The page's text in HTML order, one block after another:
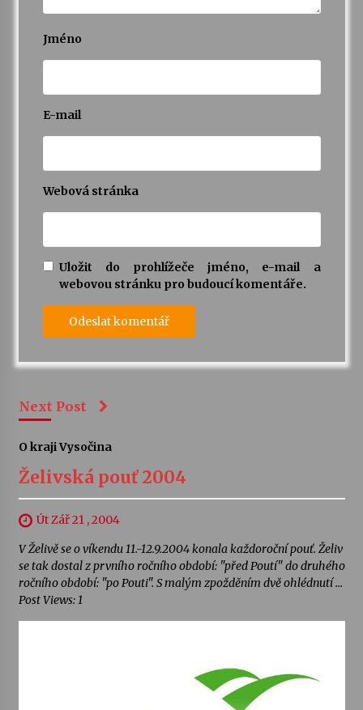
Jméno
E-mail
Webová stránka
Uložit do prohlížeče jméno, e-mail a
webovou stránku pro budoucí komentáře.
Next Post
O kraji Vysočina
Želivská pouť 2004
Út Zář 21 , 2004
V Želivě se o víkendu 11.-12.9.2004 konala každoroční pouť. Želiv
se tak dostal z prvního ročního období: "před Poutí" do druhého
ročního období: "po Pouti". S malým zpožděním dvě ohlédnutí …
Post Views: 1